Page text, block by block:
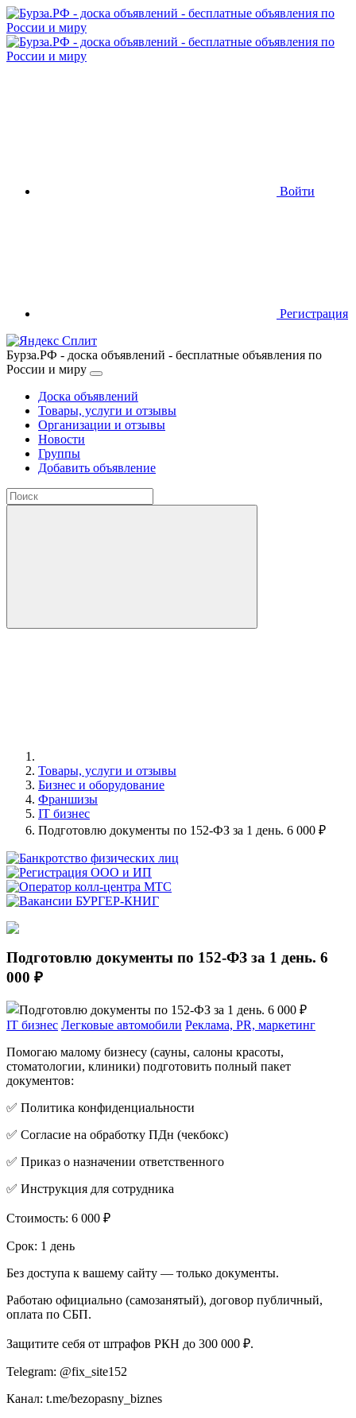
Войти
Регистрация
Бурза.РФ - доска объявлений - бесплатные объявления по
России и миру
Доска объявлений
Товары, услуги и отзывы
Организации и отзывы
Новости
Группы
Добавить объявление
Товары, услуги и отзывы
Бизнес и оборудование
Франшизы
IT бизнес
Подготовлю документы по 152-ФЗ за 1 день. 6 000 ₽
Подготовлю документы по 152-ФЗ за 1 день. 6
000 ₽
IT бизнес Легковые автомобили Реклама, PR, маркетинг
Помогаю малому бизнесу (сауны, салоны красоты,
стоматологии, клиники) подготовить полный пакет
документов:
✅ Политика конфиденциальности
✅ Согласие на обработку ПДн (чекбокс)
✅ Приказ о назначении ответственного
✅ Инструкция для сотрудника
Стоимость: 6 000 ₽
Срок: 1 день
Без доступа к вашему сайту — только документы.
Работаю официально (самозанятый), договор публичный,
оплата по СБП.
Защитите себя от штрафов РКН до 300 000 ₽.
Telegram: @fix_site152
Канал: t.me/bezopasny_biznes